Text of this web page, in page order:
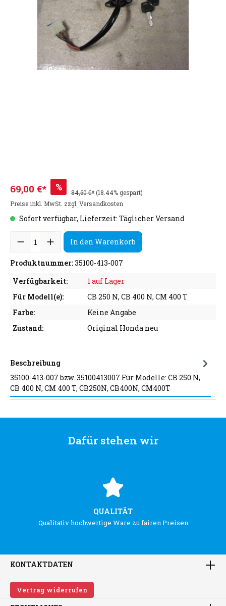
69,00 €* % 84,60 €*(18.44% gespart)
Preise inkl. MwSt. zzgl. Versandkosten
Sofort verfügbar, Lieferzeit: Täglicher Versand
In den Warenkorb
Produktnummer:35100-413-007
Verfügbarkeit:
1 auf Lager
Für Modell(e):
CB 250 N, CB 400 N, CM 400 T
Farbe:
Keine Angabe
Zustand:
Original Honda neu
Beschreibung
35100-413-007 bzw. 35100413007 Für Modelle: CB 250 N,
CB 400 N, CM 400 T, CB250N, CB400N, CM400T
Dafür stehen wir
QUALITÄT
Qualitativ hochwertige Ware zu fairen Preisen
KONTAKTDATEN
Vertrag widerrufen